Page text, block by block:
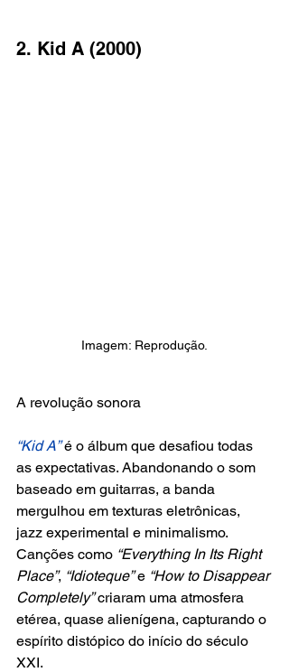
2. Kid A (2000)
Imagem: Reprodução.
A revolução sonora
“Kid A” é o álbum que desafiou todas
as expectativas. Abandonando o som
baseado em guitarras, a banda
mergulhou em texturas eletrônicas,
jazz experimental e minimalismo.
Canções como “Everything In Its Right
Place”, “Idioteque” e “How to Disappear
Completely” criaram uma atmosfera
etérea, quase alienígena, capturando o
espírito distópico do início do século
XXI.